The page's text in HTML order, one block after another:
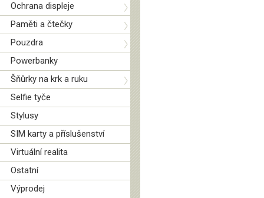
Ochrana displeje
Paměti a čtečky
Pouzdra
Powerbanky
Šňůrky na krk a ruku
Selfie tyče
Stylusy
SIM karty a příslušenství
Virtuální realita
Ostatní
Výprodej